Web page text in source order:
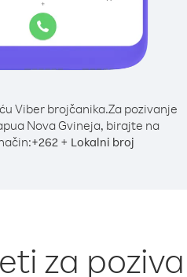
Viber brojčanika.Za pozivanje
Nova Gvineja, birajte na
+262+ Lokalni broj
za